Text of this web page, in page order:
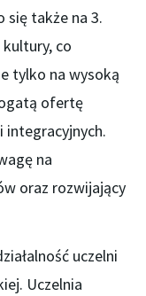
się także na 3.
co
tylko na wysoką
ofertę
integracyjnych.
na
oraz rozwijający
uczelni
Uczelnia